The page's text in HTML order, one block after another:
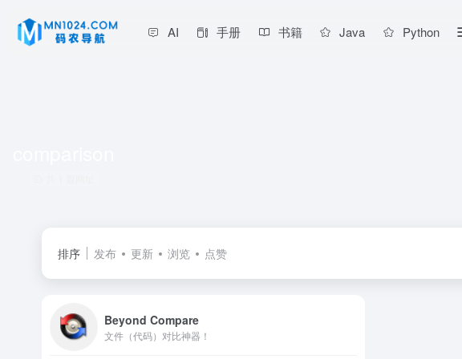
AI 手册 书籍 Java Python
排序 发布 更新 浏览 点赞
Beyond Compare
文件（代码）对比神器！